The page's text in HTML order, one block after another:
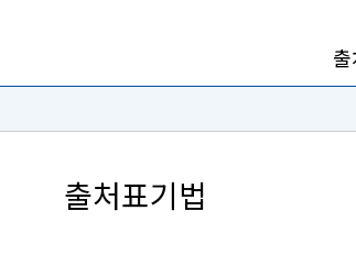
출처표기법